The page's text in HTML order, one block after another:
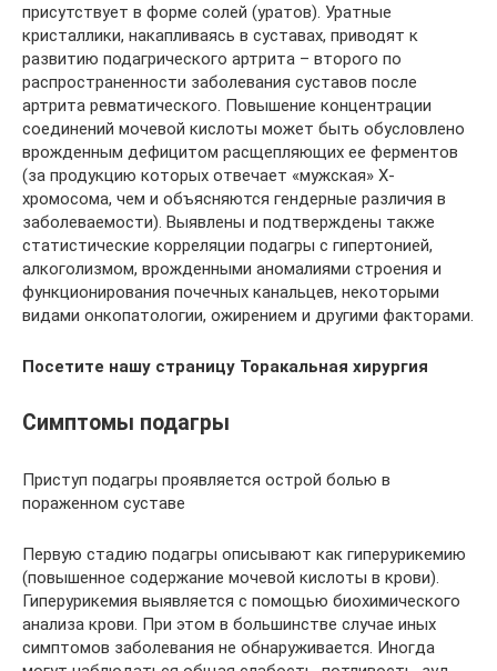
присутствует в форме солей (уратов). Уратные
кристаллики, накапливаясь в суставах, приводят к
развитию подагрического артрита – второго по
распространенности заболевания суставов после
артрита ревматического. Повышение концентрации
соединений мочевой кислоты может быть обусловлено
врожденным дефицитом расщепляющих ее ферментов
(за продукцию которых отвечает «мужская» Х-
хромосома, чем и объясняются гендерные различия в
заболеваемости). Выявлены и подтверждены также
статистические корреляции подагры с гипертонией,
алкоголизмом, врожденными аномалиями строения и
функционирования почечных канальцев, некоторыми
видами онкопатологии, ожирением и другими факторами.
Посетите нашу страницу Торакальная хирургия
Симптомы подагры
Приступ подагры проявляется острой болью в
пораженном суставе
Первую стадию подагры описывают как гиперурикемию
(повышенное содержание мочевой кислоты в крови).
Гиперурикемия выявляется с помощью биохимического
анализа крови. При этом в большинстве случае иных
симптомов заболевания не обнаруживается. Иногда